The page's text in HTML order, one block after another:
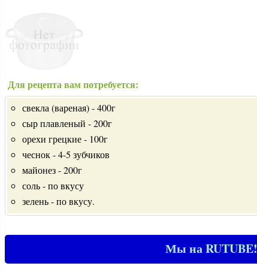
Для рецепта вам потребуется:
свекла (вареная) - 400г
сыр плавленый - 200г
орехи грецкие - 100г
чеснок - 4-5 зубчиков
майонез - 200г
соль - по вкусу
зелень - по вкусу.
Мы на RUTUBE!